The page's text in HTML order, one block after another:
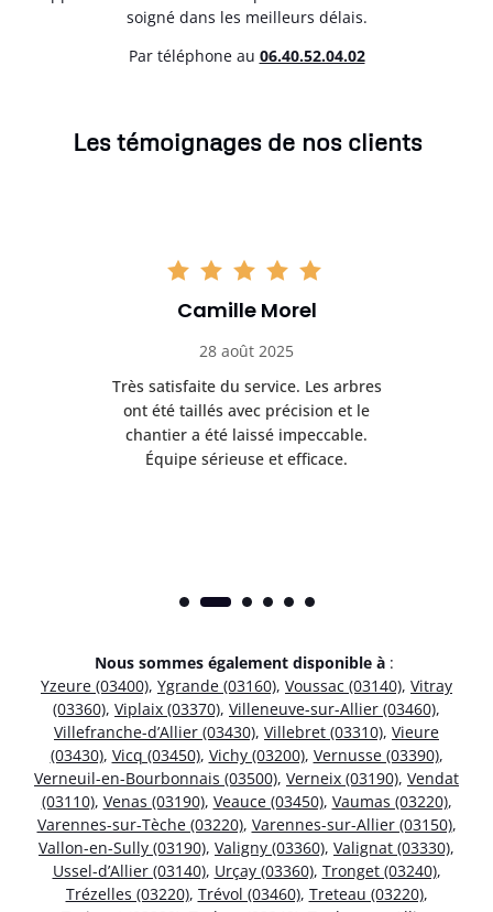
soigné dans les meilleurs délais.
Par téléphone au 06.40.52.04.02
Les témoignages de nos clients
Camille Morel
28 août 2025
Très satisfaite du service. Les arbres
ont été taillés avec précision et le
chantier a été laissé impeccable.
Équipe sérieuse et efficace.
Nous sommes également disponible à :
Yzeure (03400), Ygrande (03160), Voussac (03140), Vitray
(03360), Viplaix (03370), Villeneuve-sur-Allier (03460),
Villefranche-d’Allier (03430), Villebret (03310), Vieure
(03430), Vicq (03450), Vichy (03200), Vernusse (03390),
Verneuil-en-Bourbonnais (03500), Verneix (03190), Vendat
(03110), Venas (03190), Veauce (03450), Vaumas (03220),
Varennes-sur-Tèche (03220), Varennes-sur-Allier (03150),
Vallon-en-Sully (03190), Valigny (03360), Valignat (03330),
Ussel-d’Allier (03140), Urçay (03360), Tronget (03240),
Trézelles (03220), Trévol (03460), Treteau (03220),